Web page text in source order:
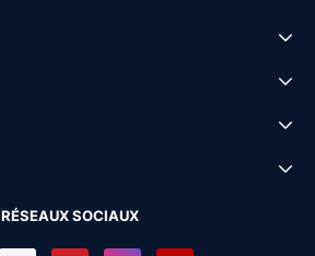
RÉSEAUX SOCIAUX